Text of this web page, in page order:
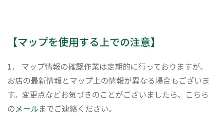
【マップを使用する上での注意】
1． マップ情報の確認作業は定期的に行っておりますが、
お店の最新情報とマップ上の情報が異なる場合もございま
す。変更点などお気づきのことがございましたら、こちら
のメールまでご連絡ください。